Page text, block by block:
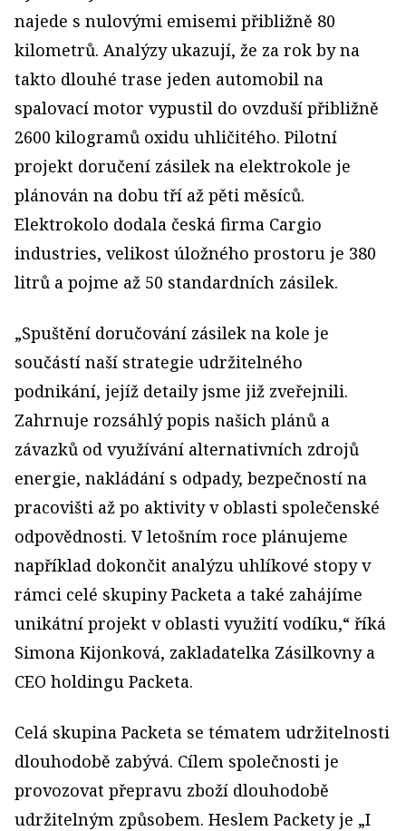
najede s nulovými emisemi přibližně 80
kilometrů. Analýzy ukazují, že za rok by na
takto dlouhé trase jeden automobil na
spalovací motor vypustil do ovzduší přibližně
2600 kilogramů oxidu uhličitého. Pilotní
projekt doručení zásilek na elektrokole je
plánován na dobu tří až pěti měsíců.
Elektrokolo dodala česká firma Cargio
industries, velikost úložného prostoru je 380
litrů a pojme až 50 standardních zásilek.
„Spuštění doručování zásilek na kole je
součástí naší strategie udržitelného
podnikání, jejíž detaily jsme již zveřejnili.
Zahrnuje rozsáhlý popis našich plánů a
závazků od využívání alternativních zdrojů
energie, nakládání s odpady, bezpečností na
pracovišti až po aktivity v oblasti společenské
odpovědnosti. V letošním roce plánujeme
například dokončit analýzu uhlíkové stopy v
rámci celé skupiny Packeta a také zahájíme
unikátní projekt v oblasti využití vodíku,“ říká
Simona Kijonková, zakladatelka Zásilkovny a
CEO holdingu Packeta.
Celá skupina Packeta se tématem udržitelnosti
dlouhodobě zabývá. Cílem společnosti je
provozovat přepravu zboží dlouhodobě
udržitelným způsobem. Heslem Packety je „I